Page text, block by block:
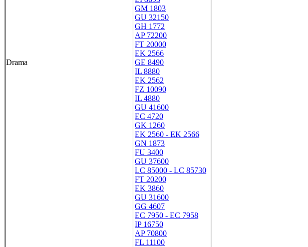
Drama
GM 1803
GU 32150
GH 1772
AP 72200
FT 20000
EK 2566
GE 8490
IL 8880
EK 2562
FZ 10090
IL 4880
GU 41600
EC 4720
GK 1260
EK 2560 - EK 2566
GN 1873
FU 3400
GU 37600
LC 85000 - LC 85730
FT 20200
EK 3860
GU 31600
GG 4607
EC 7950 - EC 7958
IP 16750
AP 70800
FL 11100